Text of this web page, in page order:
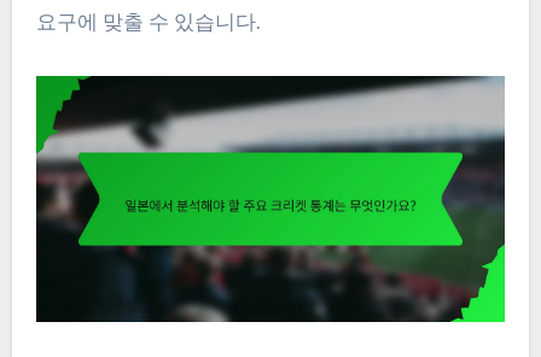
요구에 맞출 수 있습니다.